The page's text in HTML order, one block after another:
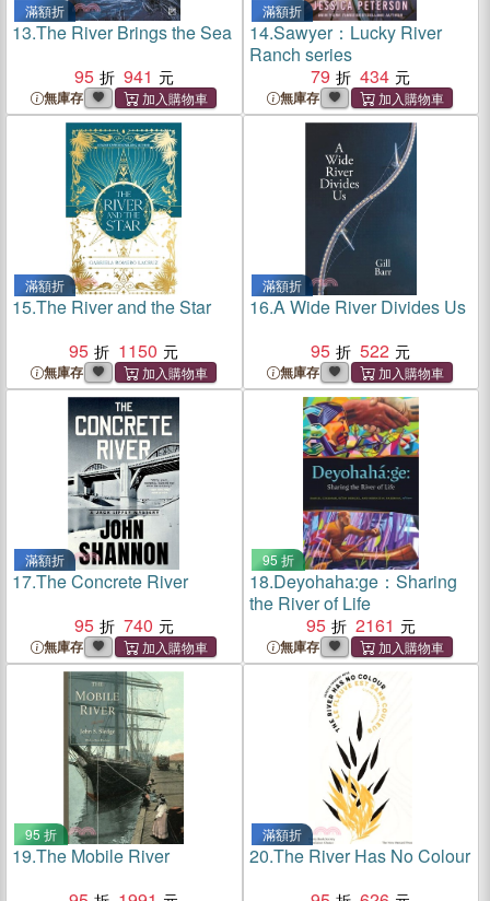
滿額折
13.The River Brings the Sea
95
941
無庫存
滿額折
14.Sawyer：Lucky River
Ranch series
79
434
無庫存
滿額折
15.The River and the Star
95
1150
無庫存
滿額折
16.A Wide River Divides Us
95
522
無庫存
滿額折
17.The Concrete River
95
740
無庫存
95 折
18.Deyohaha:ge：Sharing
the River of Life
95
2161
無庫存
95 折
19.The Mobile River
滿額折
20.The River Has No Colour